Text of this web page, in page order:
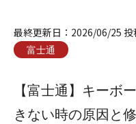
最終更新日： 2026/06/25 投
富士通
【富士通】キーボ
きない時の原因と